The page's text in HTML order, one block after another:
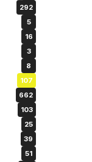
292
5
16
3
8
107
662
103
25
39
51